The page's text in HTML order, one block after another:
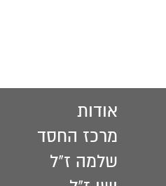
אודות
מרכז החסד
שלמה ז"ל